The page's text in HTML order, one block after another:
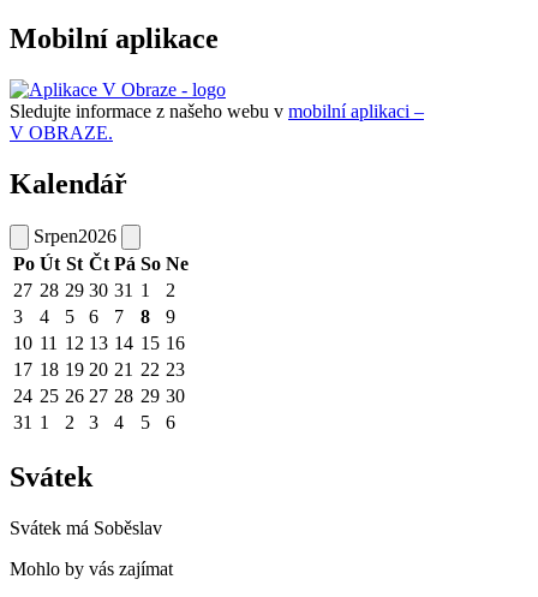
Mobilní aplikace
Sledujte informace z našeho webu v mobilní aplikaci –
V OBRAZE.
Kalendář
Srpen2026
Po Út St Čt Pá So Ne
27 28 29 30 31 1
2
3
4 5 6 7 8
9
10 11 12 13 14 15 16
17 18 19 20 21 22 23
24 25 26 27 28 29 30
31 1 2 3 4 5 6
Svátek
Svátek má Soběslav
Mohlo by vás zajímat